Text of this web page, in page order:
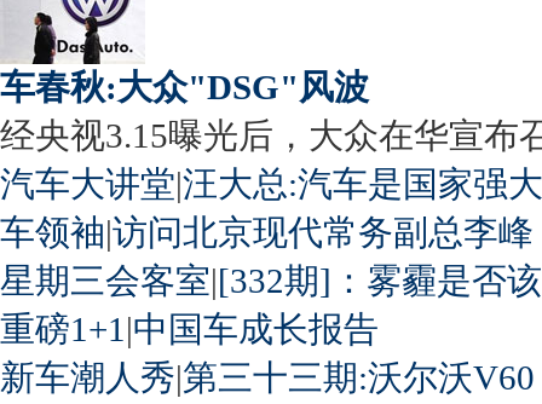
车春秋:大众"DSG"风波
经央视3.15曝光后，大众在华宣布
汽车大讲堂|汪大总:汽车是国家强
车领袖|访问北京现代常务副总李峰
星期三会客室|[332期]：雾霾是否
重磅1+1 |中国车成长报告
新车潮人秀|第三十三期:沃尔沃